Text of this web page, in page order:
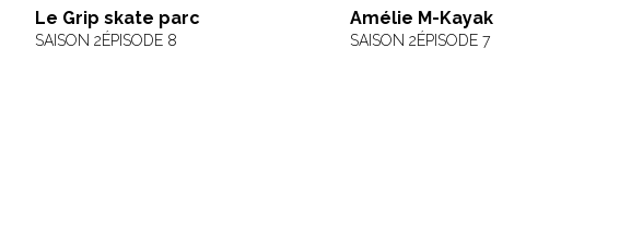
Le Grip skate parc
SAISON 2ÉPISODE 8
Amélie M-Kayak
SAISON 2ÉPISODE 7